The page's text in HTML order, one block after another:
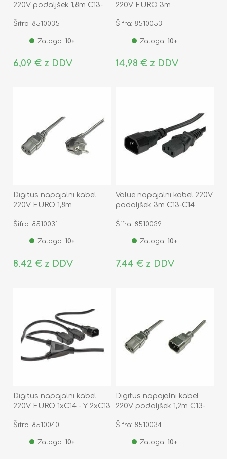
220V podaljšek 1,8m C13-
Šifra: 8510035
Zaloga: 10+
6,09 € z DDV
220V EURO 3m
Šifra: 8510053
Zaloga: 10+
14,98 € z DDV
Digitus napajalni kabel
220V EURO 1,8m
Šifra: 8510031
Zaloga: 10+
8,42 € z DDV
Value napajalni kabel 220V
podaljšek 3m C13-C14
Šifra: 8510039
Zaloga: 10+
7,44 € z DDV
Digitus napajalni kabel
220V EURO 1xC14 - Y 2xC13
Šifra: 8510040
Zaloga: 10+
Digitus napajalni kabel
220V podaljšek 1,2m C13-
Šifra: 8510034
Zaloga: 10+